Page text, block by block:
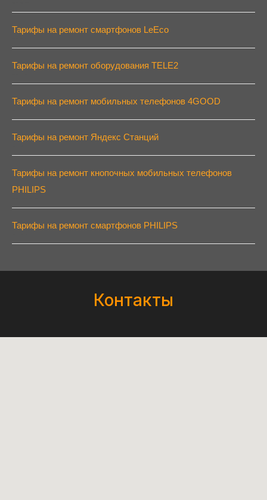
Тарифы на ремонт смартфонов LeEco
Тарифы на ремонт оборудования TELE2
Тарифы на ремонт мобильных телефонов 4GOOD
Тарифы на ремонт Яндекс Станций
Тарифы на ремонт кнопочных мобильных телефонов
PHILIPS
Тарифы на ремонт смартфонов PHILIPS
Контакты